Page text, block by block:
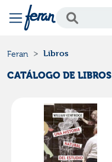
Feran Libros
CATÁLOGO DE LIBROS